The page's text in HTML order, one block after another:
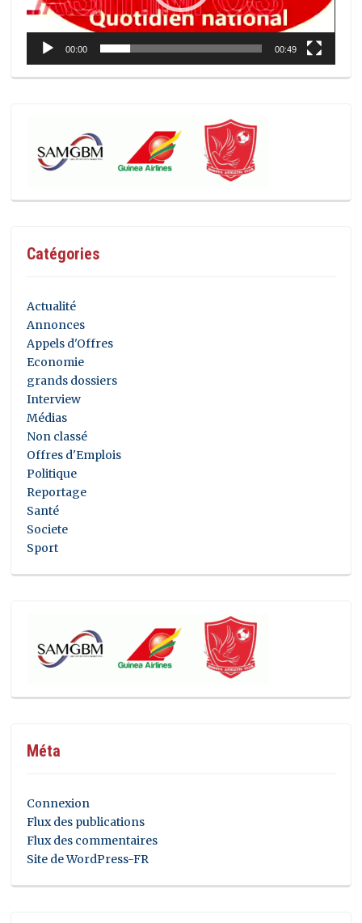
00:00 00:49
Catégories
Actualité
Annonces
Appels d'Offres
Economie
grands dossiers
Interview
Médias
Non classé
Offres d'Emplois
Politique
Reportage
Santé
Societe
Sport
Méta
Connexion
Flux des publications
Flux des commentaires
Site de WordPress-FR